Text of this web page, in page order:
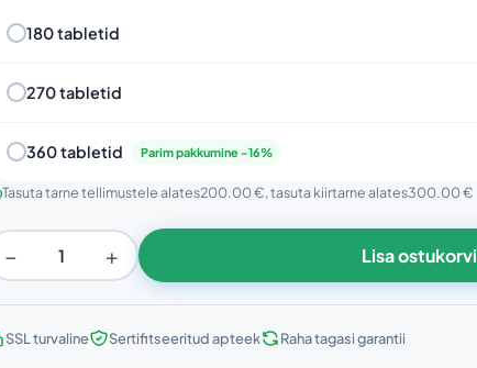
180 tabletid
270 tabletid
360 tabletid Parim pakkumine -16%
Tasuta tarne tellimustele alates200.00 €, tasuta kiirtarne alates300.00 €
− + Lisa ostukorvi
SSL turvaline Sertifitseeritud apteek Raha tagasi garantii